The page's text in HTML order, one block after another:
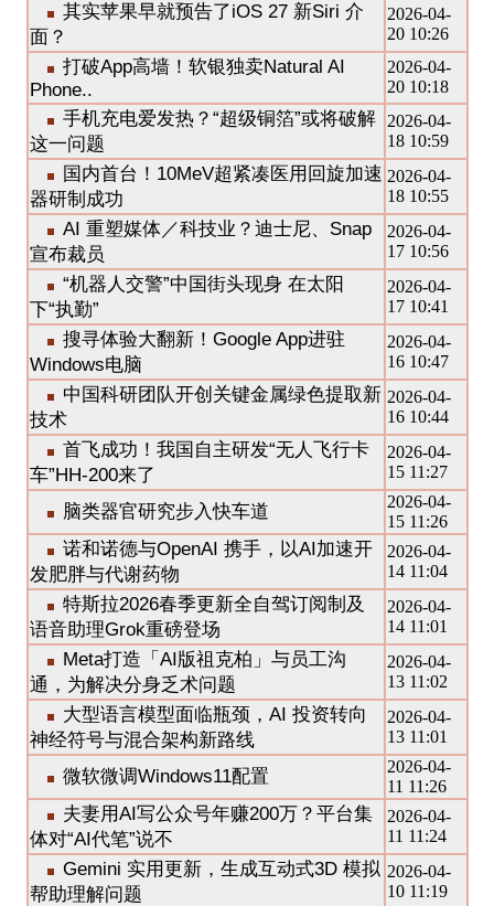
其实苹果早就预告了iOS 27 新Siri 介
面？
2026-04-
20 10:26
打破App高墙！软银独卖Natural AI
Phone..
2026-04-
20 10:18
手机充电爱发热？“超级铜箔”或将破解
这一问题
2026-04-
18 10:59
国内首台！10MeV超紧凑医用回旋加速
器研制成功
2026-04-
18 10:55
AI 重塑媒体／科技业？迪士尼、Snap
宣布裁员
2026-04-
17 10:56
“机器人交警”中国街头现身 在太阳
下“执勤”
2026-04-
17 10:41
搜寻体验大翻新！Google App进驻
Windows电脑
2026-04-
16 10:47
中国科研团队开创关键金属绿色提取新
技术
2026-04-
16 10:44
首飞成功！我国自主研发“无人飞行卡
车”HH-200来了
2026-04-
15 11:27
脑类器官研究步入快车道
2026-04-
15 11:26
诺和诺德与OpenAI 携手，以AI加速开
发肥胖与代谢药物
2026-04-
14 11:04
特斯拉2026春季更新全自驾订阅制及
语音助理Grok重磅登场
2026-04-
14 11:01
Meta打造「AI版祖克柏」与员工沟
通，为解决分身乏术问题
2026-04-
13 11:02
大型语言模型面临瓶颈，AI 投资转向
神经符号与混合架构新路线
2026-04-
13 11:01
微软微调Windows11配置
2026-04-
11 11:26
夫妻用AI写公众号年赚200万？平台集
体对“AI代笔”说不
2026-04-
11 11:24
Gemini 实用更新，生成互动式3D 模拟
帮助理解问题
2026-04-
10 11:19